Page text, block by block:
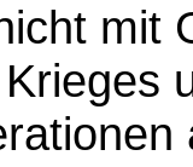
mit